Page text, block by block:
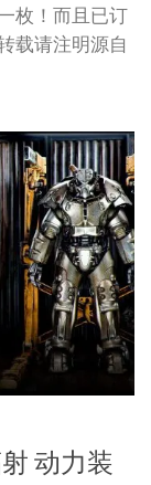
枚！而且已订
载请注明源自
动力装